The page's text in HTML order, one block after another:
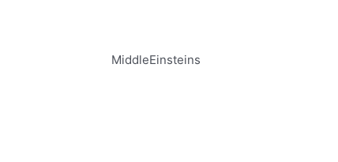
MiddleEinsteins